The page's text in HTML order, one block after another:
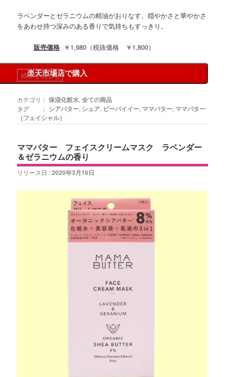
ラベンダーとゼラニウムの精油がおりなす、穏やかさと華やかさ
をあわせ持つ深みのある香りで気持ちもすっきり。
販売価格￥1,980（税抜価格 ￥1,800）
楽天市場店で購入
続きを見る»
カテゴリ： 保湿化粧水,全ての商品
タグ ： シアバター, シュア, ビーバイイー, ママバター, ママバター
（フェイシャル）
ママバター フェイスクリームマスク ラベンダー
＆ゼラニウムの香り
リリース日 :2020年3月16日